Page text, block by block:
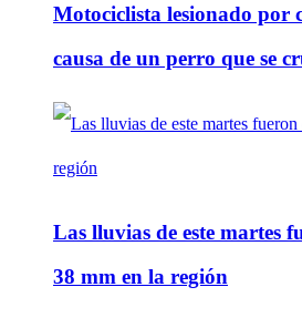
Motociclista lesionado por
causa de un perro que se
Las lluvias de este martes
38 mm en la región